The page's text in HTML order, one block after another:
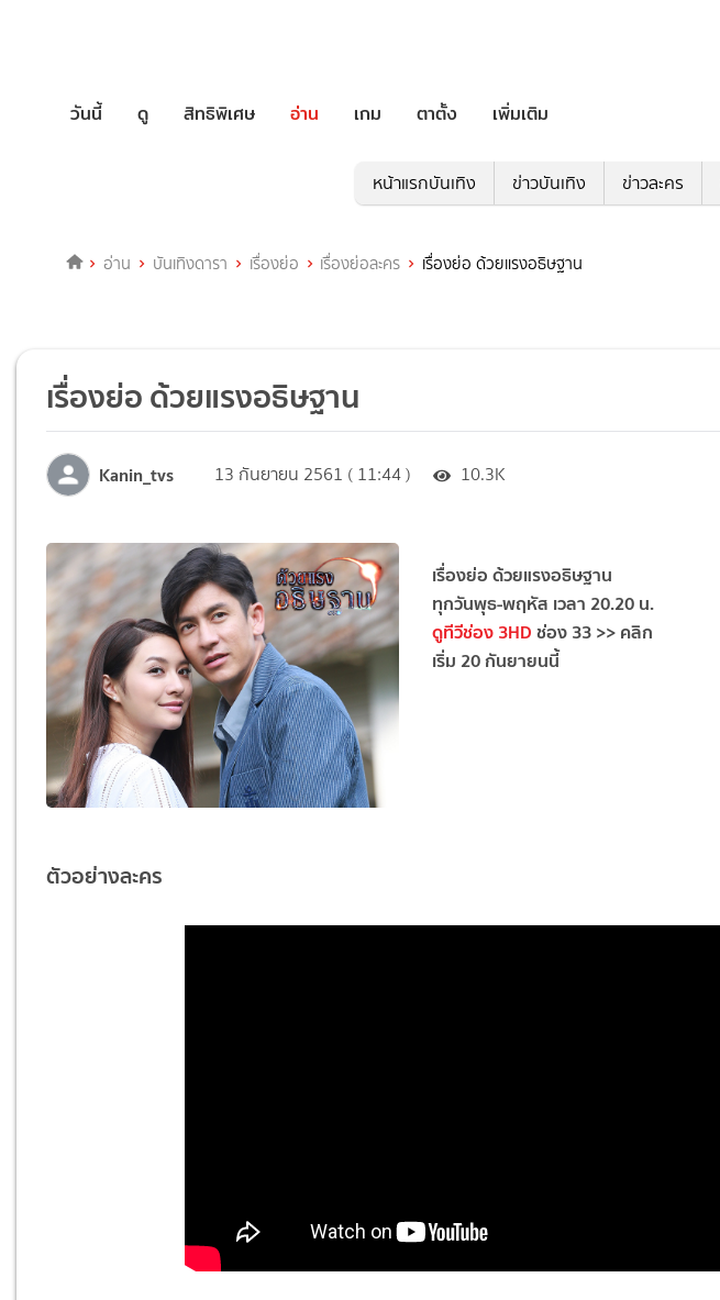
วันนี้ ดู สิทธิพิเศษ อ่าน เกม ตาตั้ง เพิ่มเติม
หน้าแรกบันเทิง ข่าวบันเทิง ข่าวละคร
อ่าน บันเทิงดารา เรื่องย่อ เรื่องย่อละคร เรื่องย่อ ด้วยแรงอธิษฐาน
เรื่องย่อ ด้วยแรงอธิษฐาน
Kanin_tvs 13 กันยายน 2561 ( 11:44 ) 10.3K
เรื่องย่อด้วยแรงอธิษฐาน
ทุกวันพุธ-พฤหัส เวลา 20.20 น.
ดูทีวีช่อง 3HDช่อง 33 >> คลิก
เริ่ม 20 กันยายนนี้
ตัวอย่างละคร